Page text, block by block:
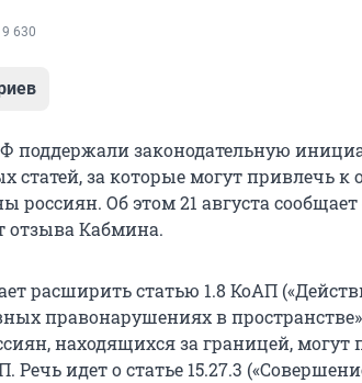
9 630
поддержали законодательную
статей, за которые могут привлечь к
россиян. Об этом 21 августа сообщает
отзыва Кабмина.
расширить статью 1.8 КоАП
правонарушениях в
находящихся за границей, могут
Речь идет о статье 15.27.3